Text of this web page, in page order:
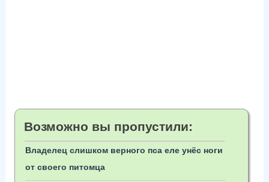
Возможно вы пропустили:
Владелец слишком верного пса еле унёс ноги
от своего питомца